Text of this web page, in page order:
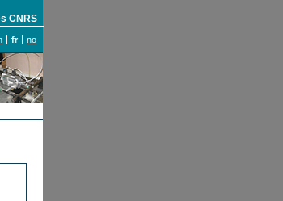
CNRS
fr no